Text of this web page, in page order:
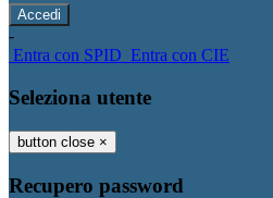
-
Entra con SPID Entra con CIE
Seleziona utente
button close ×
Recupero password